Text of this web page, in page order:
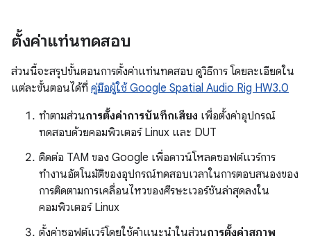
ตั้งค่าแท่นทดสอบ
ส่วนนี้จะสรุปขั้นตอนการตั้งค่าแท่นทดสอบ ดูวิธีการ โดยละเอียดใน
แต่ละขั้นตอนได้ที่ คู่มือผู้ใช้ Google Spatial Audio Rig HW3.0
ทำตามส่วนการตั้งค่าการบันทึกเสียง เพื่อตั้งค่าอุปกรณ์
ทดสอบด้วยคอมพิวเตอร์ Linux และ DUT
ติดต่อ TAM ของ Google เพื่อดาวน์โหลดซอฟต์แวร์การ
ทำงานอัตโนมัติของอุปกรณ์ทดสอบเวลาในการตอบสนองของ
การติดตามการเคลื่อนไหวของศีรษะเวอร์ชันล่าสุดลงใน
คอมพิวเตอร์ Linux
ตั้งค่าซอฟต์แวร์โดยใช้คำแนะนำในส่วนการตั้งค่าสภาพ